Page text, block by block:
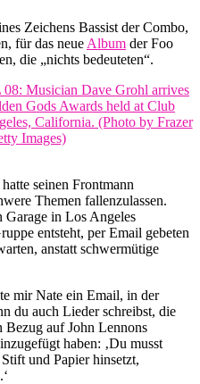
Zeichens Bassist der Combo,
für das neue Album der Foo
die „nichts bedeuteten“.
seinen Frontmann
Themen fallenzulassen.
Garage in Los Angeles
entsteht, per Email gebeten
anstatt schwermütige
mir Nate ein Email, in der
du auch Lieder schreibst, die
Bezug auf John Lennons
haben: ‚Du musst
und Papier hinsetzt,